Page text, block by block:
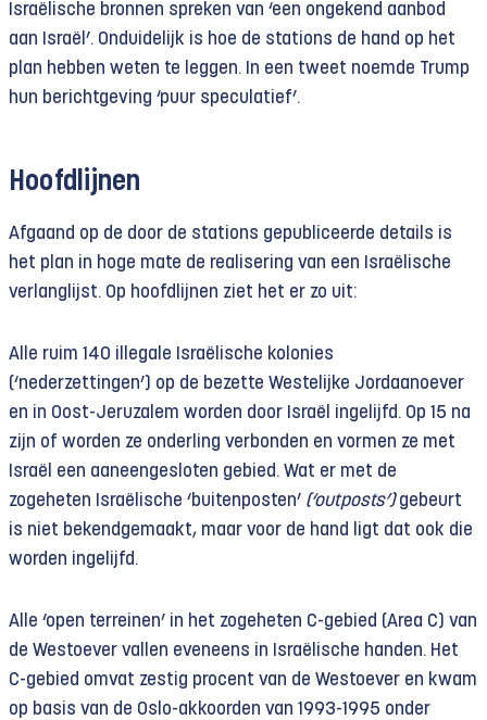
Israëlische bronnen spreken van ‘een ongekend aanbod
aan Israël’. Onduidelijk is hoe de stations de hand op het
plan hebben weten te leggen. In een tweet noemde Trump
hun berichtgeving ‘puur speculatief’.
Hoofdlijnen
Afgaand op de door de stations gepubliceerde details is
het plan in hoge mate de realisering van een Israëlische
verlanglijst. Op hoofdlijnen ziet het er zo uit:
Alle ruim 140 illegale Israëlische kolonies
(‘nederzettingen’) op de bezette Westelijke Jordaanoever
en in Oost-Jeruzalem worden door Israël ingelijfd. Op 15 na
zijn of worden ze onderling verbonden en vormen ze met
Israël een aaneengesloten gebied. Wat er met de
zogeheten Israëlische ‘buitenposten’ (‘outposts’)gebeurt
is niet bekendgemaakt, maar voor de hand ligt dat ook die
worden ingelijfd.
Alle ‘open terreinen’ in het zogeheten C-gebied (Area C) van
de Westoever vallen eveneens in Israëlische handen. Het
C-gebied omvat zestig procent van de Westoever en kwam
op basis van de Oslo-akkoorden van 1993-1995 onder